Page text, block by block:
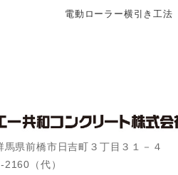
電動ローラー横引き工法
馬県前橋市日吉町３丁目３１－４
（代）